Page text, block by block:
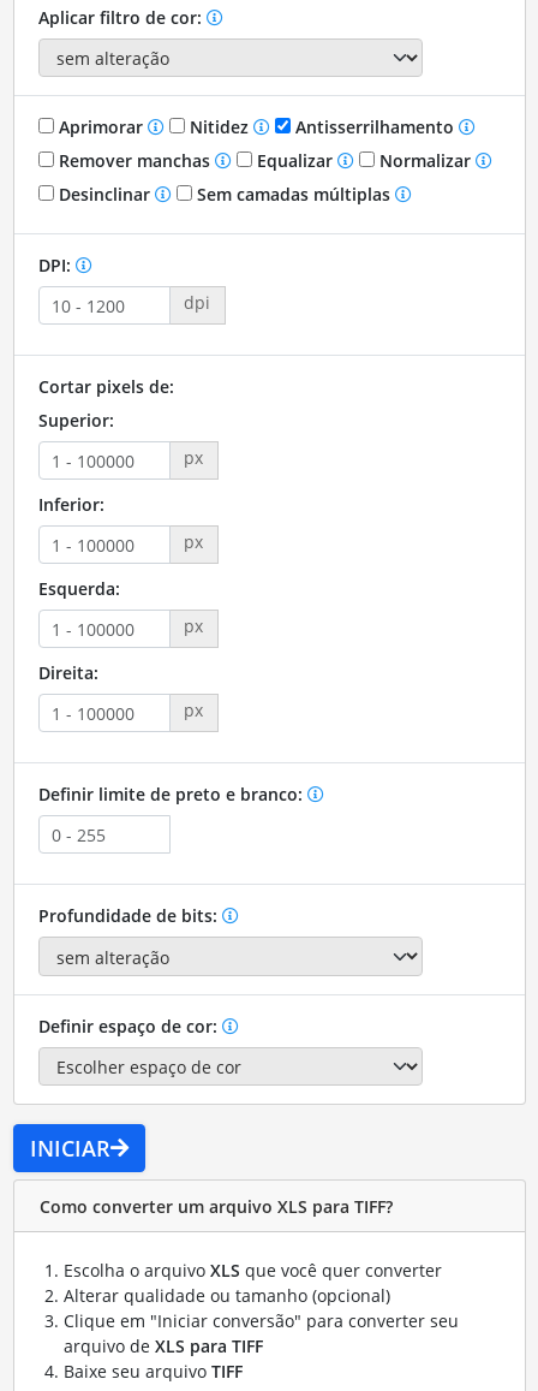
Aplicar filtro de cor:
Aprimorar Nitidez
Antisserrilhamento
Remover manchas
Equalizar
Normalizar
Desinclinar
Sem camadas múltiplas
DPI:
dpi
Cortar pixels de:
Superior:
px
Inferior:
px
Esquerda:
px
Direita:
px
Definir limite de preto e branco:
Profundidade de bits:
Definir espaço de cor:
INICIAR
Como converter um arquivo XLS para TIFF?
Escolha o arquivo XLS que você quer converter
Alterar qualidade ou tamanho (opcional)
Clique em "Iniciar conversão" para converter seu
arquivo de XLS para TIFF
Baixe seu arquivo TIFF